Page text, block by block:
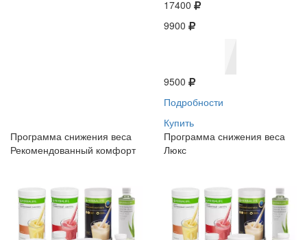
17400
9900
9500
Подробности
Купить
Программа снижения веса
Рекомендованный комфорт
Программа снижения веса
Люкс